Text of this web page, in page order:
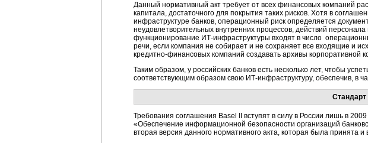
Данный нормативный акт требует от всех финансовых компаний
капитала, достаточного для покрытия таких рисков. Хотя в
инфраструктуре банков, операционный риск определяется
неудовлетворительных внутренних процессов, действий
функционирование ИТ-инфраструктуры входят в число
речи, если компания не собирает и не сохраняет все входящие и
кредитно-финансовых компаний создавать архивы корпоративной
Таким образом, у российских банков есть несколько лет, чтобы
соответствующим образом свою ИТ-инфраструктуру, обеспечив, в
Стандарт
Требования соглашения Basel II вступят в силу в России лишь в
«Обеспечение информационной безопасности организаций
вторая версия данного нормативного акта, которая была принята